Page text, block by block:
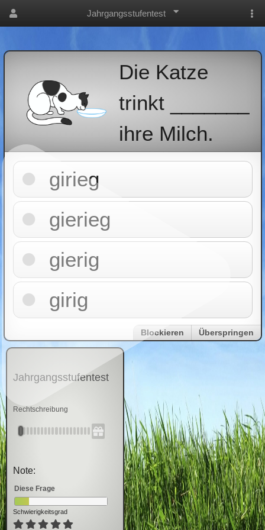
Jahrgangsstufentest
Die Katze
trinkt _______
ihre Milch.
girieg
gierieg
gierig
girig
Blockieren Überspringen
Jahrgangsstufentest
Rechtschreibung
Note:
Diese Frage
Schwierigkeitsgrad